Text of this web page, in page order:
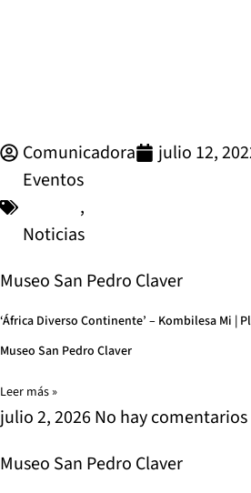
Comunicadora julio 12,
Eventos
,
Noticias
Museo San Pedro Claver
‘África Diverso Continente’ – Kombilesa Mi |
Museo San Pedro Claver
Leer más »
julio 2, 2026No hay comentarios
Museo San Pedro Claver